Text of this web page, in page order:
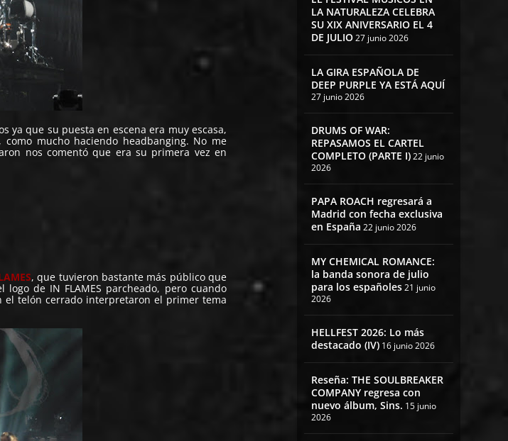
ya que su puesta en escena era muy escasa,
mucho haciendo headbanging. No me
nos comentó que era su primera vez en
, que tuvieron bastante más público que
de IN FLAMES parcheado, pero cuando
el telón cerrado interpretaron el primer tema
LA NATURALEZA CELEBRA
SU XIX ANIVERSARIO EL 4
DE JULIO27 junio 2026
LA GIRA ESPAÑOLA DE
DEEP PURPLE YA ESTÁ AQUÍ
27 junio 2026
DRUMS OF WAR:
REPASAMOS EL CARTEL
COMPLETO (PARTE I)22 junio
2026
PAPA ROACH regresará a
Madrid con fecha exclusiva
en España 22 junio 2026
MY CHEMICAL ROMANCE:
la banda sonora de julio
para los españoles21 junio
2026
HELLFEST 2026: Lo más
destacado (IV) 16 junio 2026
Reseña: THE SOULBREAKER
COMPANY regresa con
nuevo álbum, Sins. 15 junio
2026